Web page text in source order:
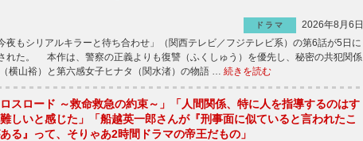
ドラマ
2026年8月6日
夜もシリアルキラーと待ち合わせ」（関西テレビ／フジテレビ系）の第6話が5日に
れた。 本作は、警察の正義よりも復讐（ふくしゅう）を優先し、秘密の共犯関係
横山裕）と第六感女子ヒナタ（関水渚）の物語 … 続きを読む
ロスロード ～救命救急の約束～」「人間関係、特に人を指導するのはす
しいと感じた」「船越英一郎さんが『刑事面に似ていると言われたこ
る』って、そりゃあ2時間ドラマの帝王だもの」